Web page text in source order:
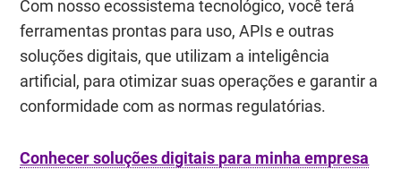
Com nosso ecossistema tecnológico, você terá
ferramentas prontas para uso, APIs e outras
soluções digitais, que utilizam a inteligência
artificial, para otimizar suas operações e garantir a
conformidade com as normas regulatórias.
Conhecer soluções digitais para minha empresa